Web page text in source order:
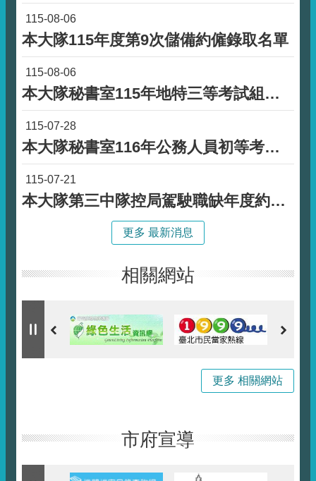
115-08-06
本大隊115年度第9次儲備約僱錄取名單
115-08-06
本大隊秘書室115年地特三等考試組員職缺約僱職務代理人甄試錄取名單公告
115-07-28
本大隊秘書室116年公務人員初等考試書記職缺約僱職務代理人甄試錄取名單公告
115-07-21
本大隊第三中隊控局駕駛職缺年度約僱人員甄試錄取名單公告
更多 最新消息
相關網站
更多 相關網站
市府宣導